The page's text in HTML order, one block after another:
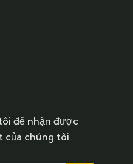
để nhận được
của chúng tôi.